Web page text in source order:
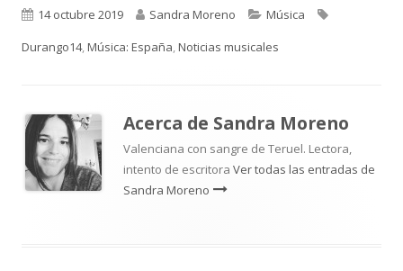
Publicado
el
14 octubre 2019 Autor
Sandra Moreno Categorías
Música
Durango14,Música: España,Noticias musicales
Acerca de Sandra Moreno
Valenciana con sangre de Teruel. Lectora,
intento de escritora Ver todas las entradas de
Sandra Moreno